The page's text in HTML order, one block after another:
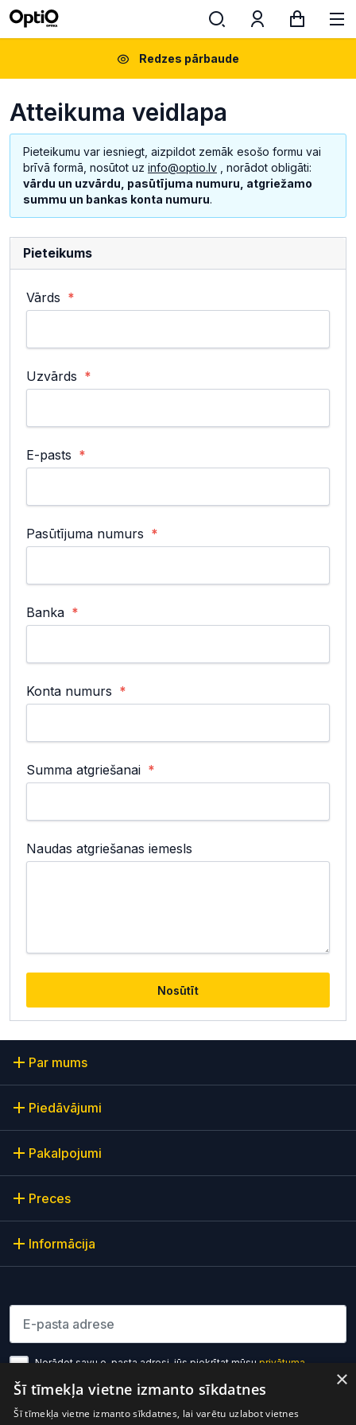
Redzes pārbaude
Atteikuma veidlapa
Pieteikumu var iesniegt, aizpildot zemāk esošo formu vai
brīvā formā, nosūtot uz info@optio.lv , norādot obligāti:
vārdu un uzvārdu, pasūtījuma numuru, atgriežamo
summu un bankas konta numuru.
Pieteikums
Vārds
Uzvārds
E-pasts
Pasūtījuma numurs
Banka
Konta numurs
Summa atgriešanai
Naudas atgriešanas iemesls
Nosūtīt
Par mums
Piedāvājumi
Pakalpojumi
Preces
Informācija
Norādot savu e-pasta adresi, jūs piekrītat mūsu privātuma
Pierakstīties
×
Šī tīmekļa vietne izmanto sīkdatnes
Šī tīmekļa vietne izmanto sīkdatnes, lai varētu uzlabot vietnes